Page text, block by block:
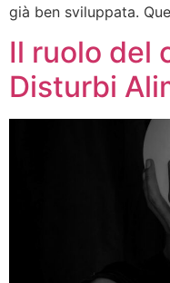
già ben sviluppata.
Il ruolo del
Disturbi